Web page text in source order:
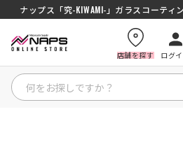
ナップス「究-KIWAMI-」ガラスコーティ
店舗を探す ログ